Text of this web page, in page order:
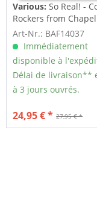
Various: So Real! -
Rockers from
Art-Nr.: BAF14037
Immédiatement
disponible à
Délai de livraison**
à 3 jours ouvrés.
27,95 € *
24,95 € *